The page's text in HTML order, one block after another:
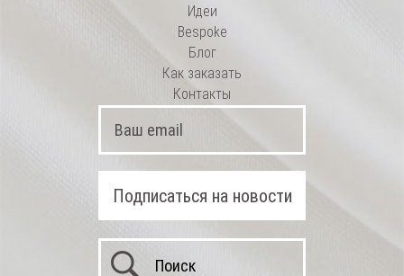
Идеи
Bespoke
Блог
Как заказать
Контакты